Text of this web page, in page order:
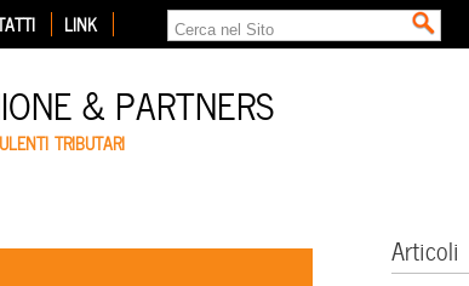
LINK
& PARTNERS
TRIBUTARI
Articoli